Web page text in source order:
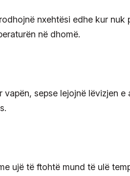
nxehtësi edhe kur nuk
në dhomë.
sepse lejojnë lëvizjen e
ujë të ftohtë mund të ulë